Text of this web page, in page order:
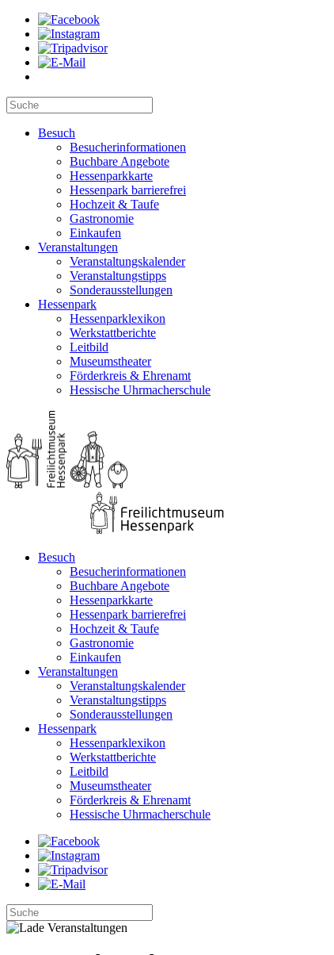
Besuch
Besucherinformationen
Buchbare Angebote
Hessenparkkarte
Hessenpark barrierefrei
Hochzeit & Taufe
Gastronomie
Einkaufen
Veranstaltungen
Veranstaltungskalender
Veranstaltungstipps
Sonderausstellungen
Hessenpark
Hessenparklexikon
Werkstattberichte
Leitbild
Museumstheater
Förderkreis & Ehrenamt
Hessische Uhrmacherschule
Besuch
Besucherinformationen
Buchbare Angebote
Hessenparkkarte
Hessenpark barrierefrei
Hochzeit & Taufe
Gastronomie
Einkaufen
Veranstaltungen
Veranstaltungskalender
Veranstaltungstipps
Sonderausstellungen
Hessenpark
Hessenparklexikon
Werkstattberichte
Leitbild
Museumstheater
Förderkreis & Ehrenamt
Hessische Uhrmacherschule